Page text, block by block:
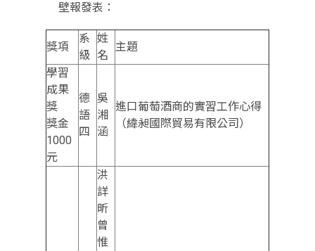
壁報發表：
獎項
系
級
姓
名
主題
學習
成果
獎
獎金
1000
元
德
語
四
吳
湘
涵
進口葡萄酒商的實習工作心得
（緯昶國際貿易有限公司）
洪
詳
昕
曾
惟